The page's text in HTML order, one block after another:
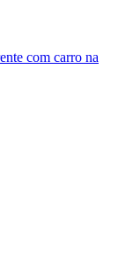
com carro na